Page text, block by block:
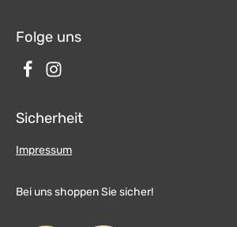
Folge uns
Sicherheit
Impressum
Bei uns shoppen Sie sicher!